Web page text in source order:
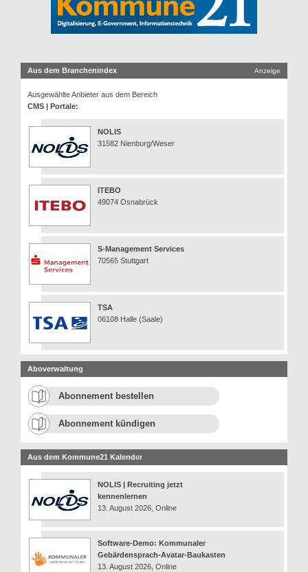
Aus dem Branchenindex Anzeige
Ausgewählte Anbieter aus dem Bereich
CMS | Portale:
NOLIS
31582 Nienburg/Weser
ITEBO
49074 Osnabrück
S-Management Services
70565 Stuttgart
TSA
06108 Halle (Saale)
Aboverwaltung
Abonnement bestellen
Abonnement kündigen
Aus dem Kommune21 Kalender
NOLIS | Recruiting jetzt
kennenlernen
13. August 2026, Online
Software-Demo: Kommunaler
Gebärdensprach-Avatar-Baukasten
13. August 2026, Online